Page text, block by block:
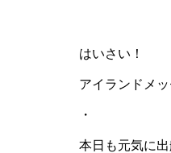
はいさい！
アイランドメ
・
本日も元気に出